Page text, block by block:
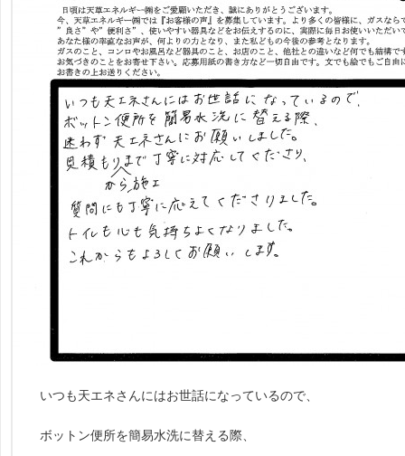
いつも天エネさんにはお世話になっているので、
ボットン便所を簡易水洗に替える際、